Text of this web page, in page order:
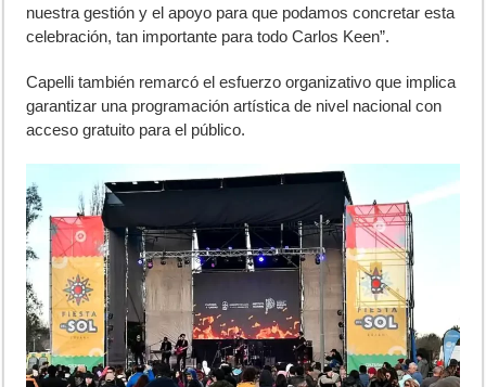
nuestra gestión y el apoyo para que podamos concretar esta
celebración, tan importante para todo Carlos Keen”.
Capelli también remarcó el esfuerzo organizativo que implica
garantizar una programación artística de nivel nacional con
acceso gratuito para el público.